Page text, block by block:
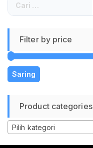
untuk:
Filter by price
Saring
Product categories
Pilih kategori